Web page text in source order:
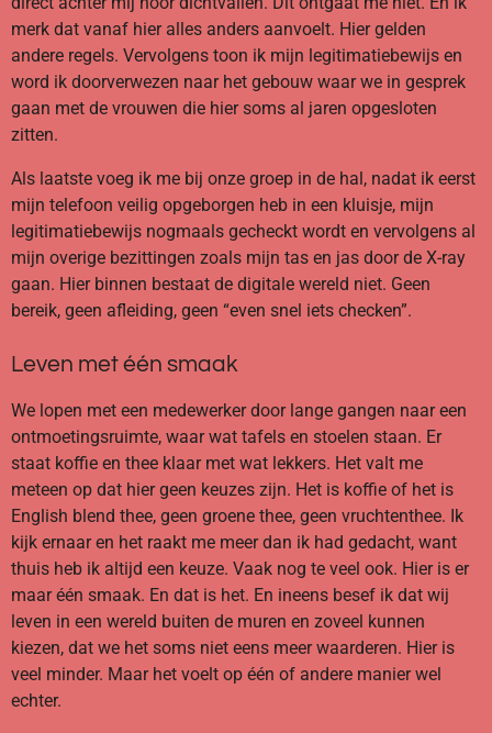
merk dat vanaf hier alles anders aanvoelt. Hier gelden
andere regels. Vervolgens toon ik mijn legitimatiebewijs en
word ik doorverwezen naar het gebouw waar we in gesprek
gaan met de vrouwen die hier soms al jaren opgesloten
zitten.
Als laatste voeg ik me bij onze groep in de hal, nadat ik eerst
mijn telefoon veilig opgeborgen heb in een kluisje, mijn
legitimatiebewijs nogmaals gecheckt wordt en vervolgens al
mijn overige bezittingen zoals mijn tas en jas door de X-ray
gaan. Hier binnen bestaat de digitale wereld niet. Geen
bereik, geen afleiding, geen “even snel iets checken”.
Leven met één smaak
We lopen met een medewerker door lange gangen naar een
ontmoetingsruimte, waar wat tafels en stoelen staan. Er
staat koffie en thee klaar met wat lekkers. Het valt me
meteen op dat hier geen keuzes zijn. Het is koffie of het is
English blend thee, geen groene thee, geen vruchtenthee. Ik
kijk ernaar en het raakt me meer dan ik had gedacht, want
thuis heb ik altijd een keuze. Vaak nog te veel ook. Hier is er
maar één smaak. En dat is het. En ineens besef ik dat wij
leven in een wereld buiten de muren en zoveel kunnen
kiezen, dat we het soms niet eens meer waarderen. Hier is
veel minder. Maar het voelt op één of andere manier wel
echter.